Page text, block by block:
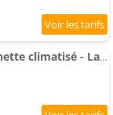
Appartements Hôtel de Panette climatisé - La charpente historique - cathédrale - Palais Jacques Cœur - Panette Co